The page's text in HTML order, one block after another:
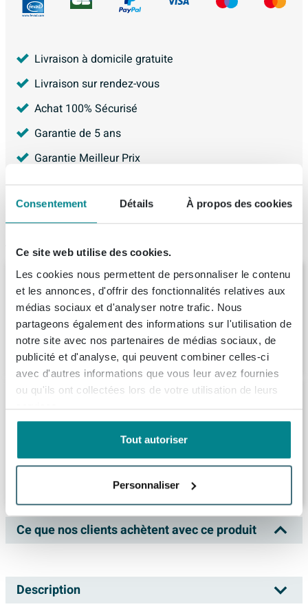
Consentement Détails À propos des cookies
Ce site web utilise des cookies.
Les cookies nous permettent de personnaliser le contenu
et les annonces, d'offrir des fonctionnalités relatives aux
médias sociaux et d'analyser notre trafic. Nous
partageons également des informations sur l'utilisation de
notre site avec nos partenaires de médias sociaux, de
publicité et d'analyse, qui peuvent combiner celles-ci
avec d'autres informations que vous leur avez fournies
ou qu'ils ont collectées lors de votre utilisation de leurs
services.
Tout autoriser
Personnaliser
Livraison à domicile gratuite
Livraison sur rendez-vous
Achat 100% Sécurisé
Garantie de 5 ans
Garantie Meilleur Prix
4.226avis, avec une évaluation de8.9
Ink meuble sous-vasque 80x35x45cm 1
tiroir sans poignée laqué
Livraison:1 - 2 semaines
782, 46
Saniclass Chacito Ensemble meuble de
salle de bains - 60x40x55cm - peu profond
- 2 tiroirs - sans poignées - vasque blanc
brillant - 1 trou de robinet - cotton mat
Livraison:1 - 2 semaines
99
Ce que nos clients achètent avec ce produit
Description